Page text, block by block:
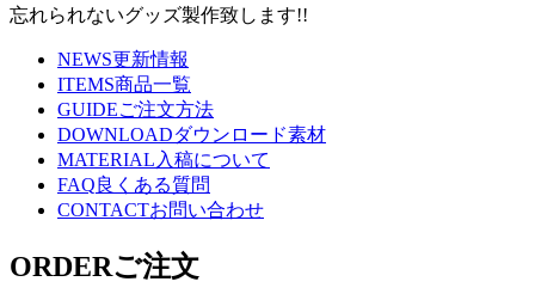
忘れられないグッズ製作致します!!
NEWS更新情報
ITEMS商品一覧
GUIDEご注文方法
DOWNLOADダウンロード素材
MATERIAL 入稿について
FAQ良くある質問
CONTACTお問い合わせ
ORDERご注文